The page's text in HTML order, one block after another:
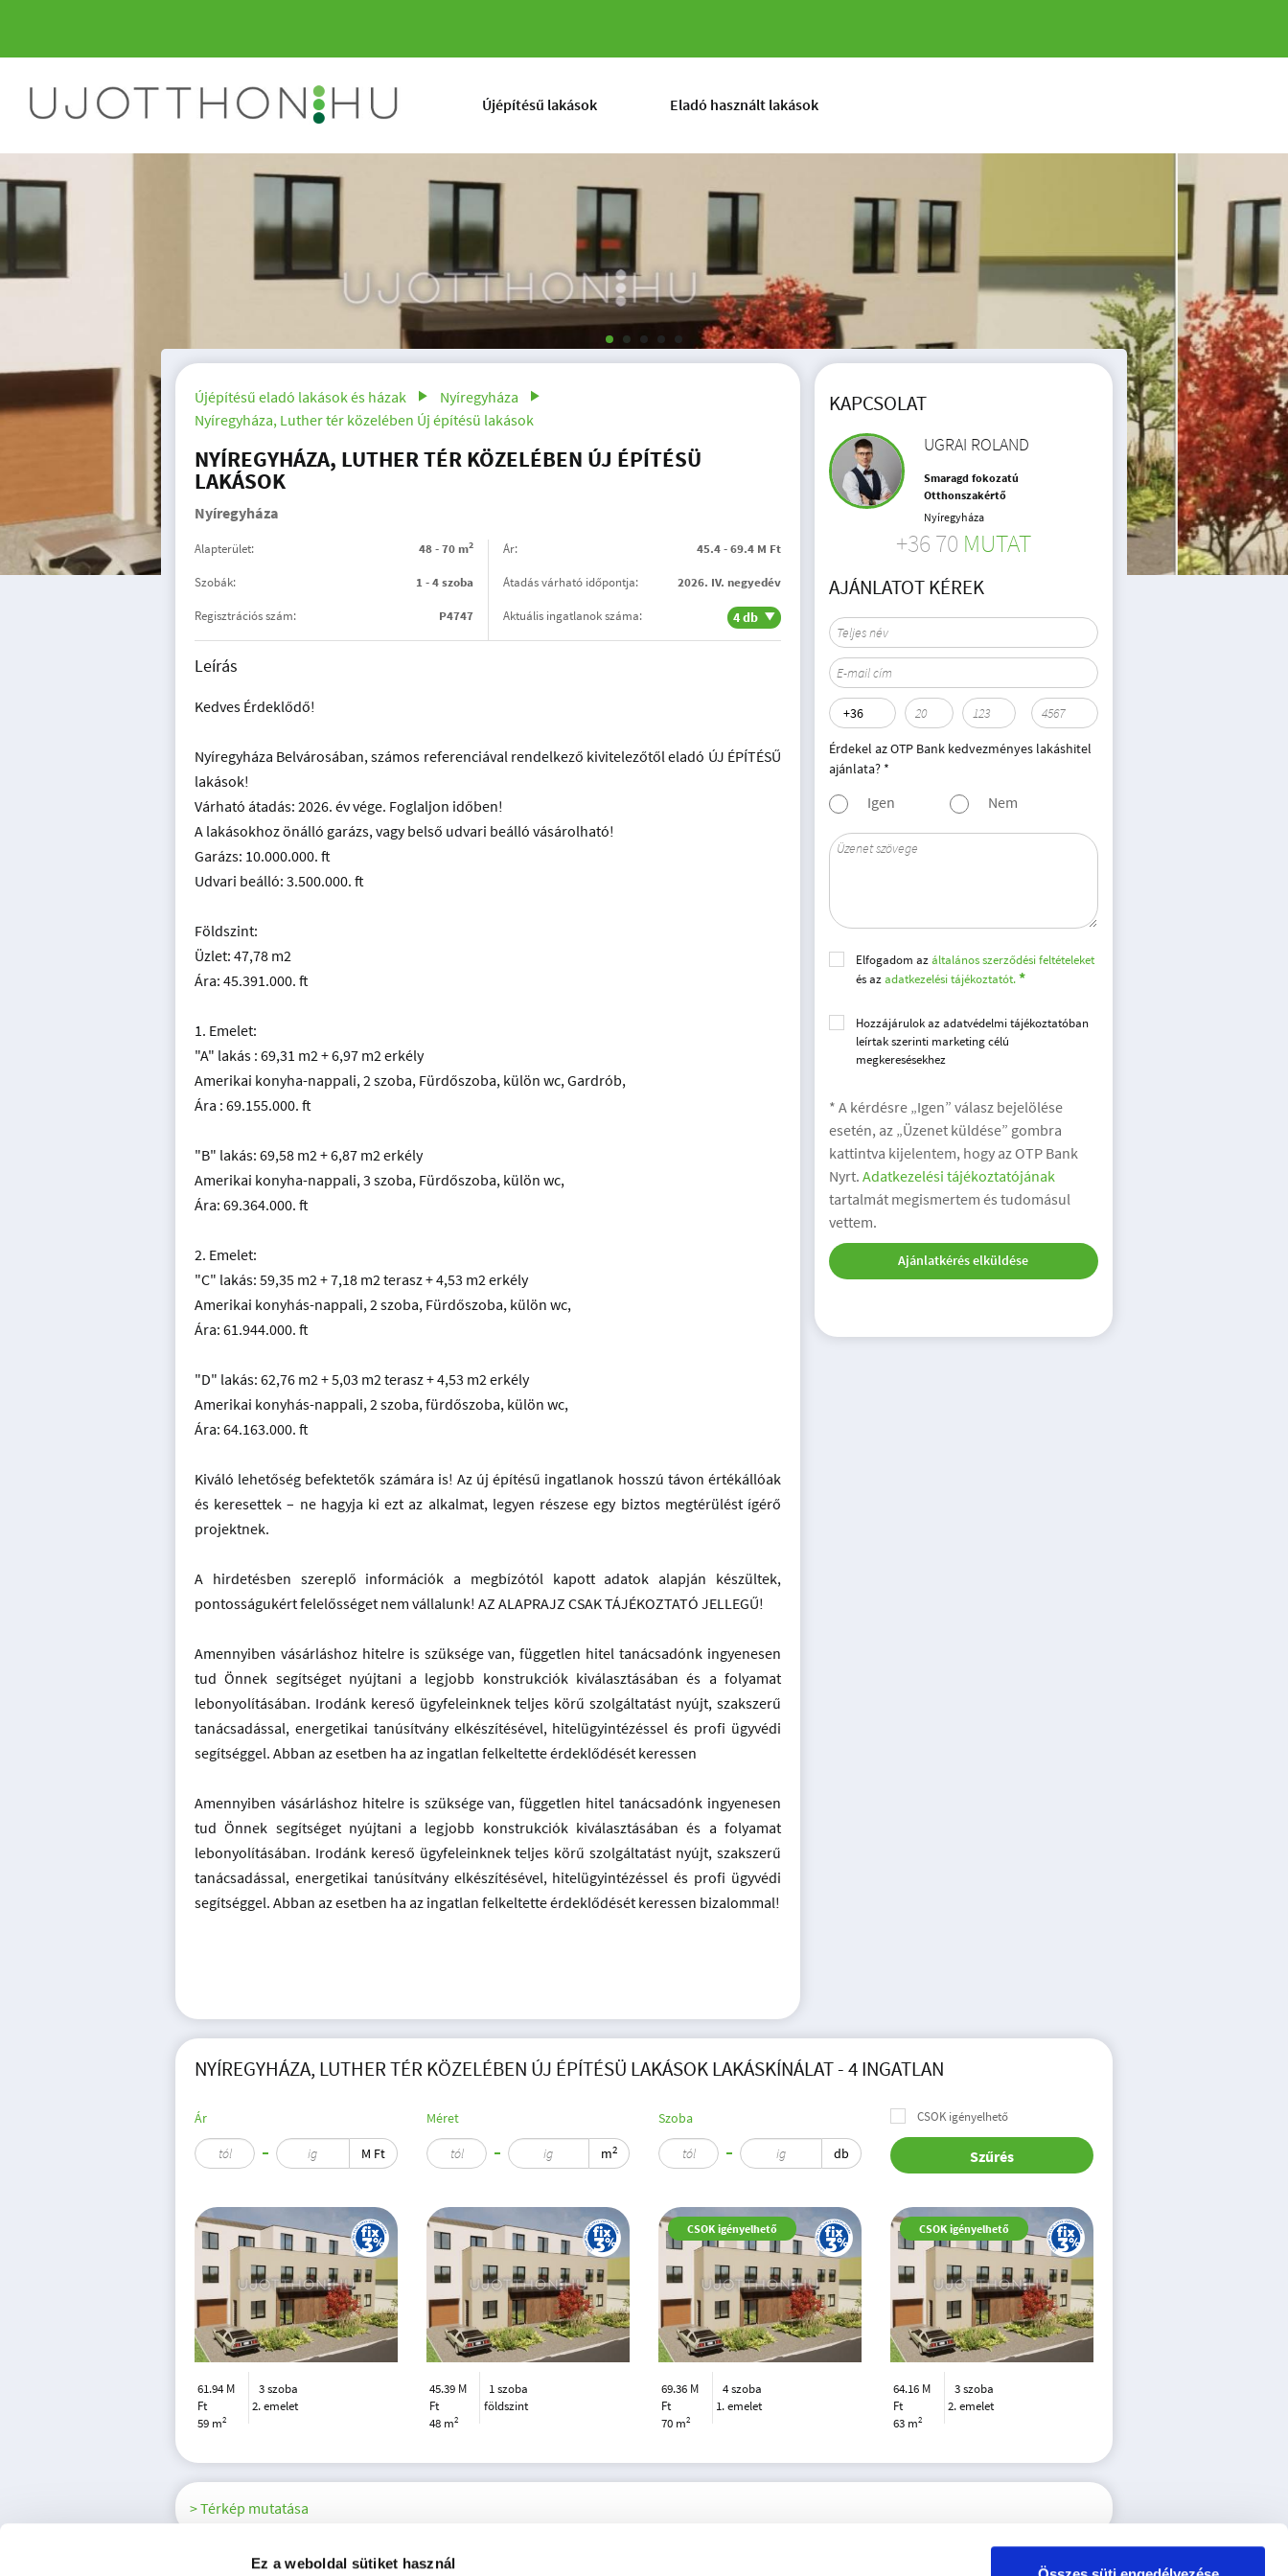
Ez a weboldal sütiket használ
Újépítésű lakások Eladó használt lakások
Befektetők Figyelem! Új Építésű Lakás - Most Még Elérhető
Áron!
Újépítésű eladó lakások és házak
Nyíregyháza
Nyíregyháza, Luther tér közelében Új építésü lakások
NYÍREGYHÁZA, LUTHER TÉR KÖZELÉBEN ÚJ ÉPÍTÉSÜ
LAKÁSOK
Nyíregyháza
Alapterület: 48 - 70 m2 Ár: 45.4 - 69.4 M Ft
Szobák: 1 - 4 szoba Átadás várható időpontja: 2026. IV. negyedév
Regisztrációs szám: P4747 Aktuális ingatlanok száma: 4 db
Leírás
Kedves Érdeklődő!
Nyíregyháza Belvárosában, számos referenciával rendelkező kivitelezőtől eladó ÚJ ÉPÍTÉSŰ
lakások!
Várható átadás: 2026. év vége. Foglaljon időben!
A lakásokhoz önálló garázs, vagy belső udvari beálló vásárolható!
Garázs: 10.000.000. ft
Udvari beálló: 3.500.000. ft
Földszint:
Üzlet: 47,78 m2
Ára: 45.391.000. ft
1. Emelet:
"A" lakás : 69,31 m2 + 6,97 m2 erkély
Amerikai konyha-nappali, 2 szoba, Fürdőszoba, külön wc, Gardrób,
Ára : 69.155.000. ft
"B" lakás: 69,58 m2 + 6,87 m2 erkély
Amerikai konyha-nappali, 3 szoba, Fürdőszoba, külön wc,
Ára: 69.364.000. ft
2. Emelet:
"C" lakás: 59,35 m2 + 7,18 m2 terasz + 4,53 m2 erkély
Amerikai konyhás-nappali, 2 szoba, Fürdőszoba, külön wc,
Ára: 61.944.000. ft
"D" lakás: 62,76 m2 + 5,03 m2 terasz + 4,53 m2 erkély
Amerikai konyhás-nappali, 2 szoba, fürdőszoba, külön wc,
Ára: 64.163.000. ft
Kiváló lehetőség befektetők számára is! Az új építésű ingatlanok hosszú távon értékállóak
és keresettek – ne hagyja ki ezt az alkalmat, legyen részese egy biztos megtérülést ígérő
projektnek.
A hirdetésben szereplő információk a megbízótól kapott adatok alapján készültek,
pontosságukért felelősséget nem vállalunk! AZ ALAPRAJZ CSAK TÁJÉKOZTATÓ JELLEGŰ!
Amennyiben vásárláshoz hitelre is szüksége van, független hitel tanácsadónk ingyenesen
tud Önnek segítséget nyújtani a legjobb konstrukciók kiválasztásában és a folyamat
lebonyolításában. Irodánk kereső ügyfeleinknek teljes körű szolgáltatást nyújt, szakszerű
tanácsadással, energetikai tanúsítvány elkészítésével, hitelügyintézéssel és profi ügyvédi
segítséggel. Abban az esetben ha az ingatlan felkeltette érdeklődését keressen
Amennyiben vásárláshoz hitelre is szüksége van, független hitel tanácsadónk ingyenesen
tud Önnek segítséget nyújtani a legjobb konstrukciók kiválasztásában és a folyamat
lebonyolításában. Irodánk kereső ügyfeleinknek teljes körű szolgáltatást nyújt, szakszerű
tanácsadással, energetikai tanúsítvány elkészítésével, hitelügyintézéssel és profi ügyvédi
segítséggel. Abban az esetben ha az ingatlan felkeltette érdeklődését keressen bizalommal!
KAPCSOLAT
UGRAI ROLAND
Smaragd fokozatú
Otthonszakértő
Nyíregyháza
+36 70 MUTAT
AJÁNLATOT KÉREK
Érdekel az OTP Bank kedvezményes lakáshitel
ajánlata? *
Igen Nem
Elfogadom azáltalános szerződési feltételeket
és azadatkezelési tájékoztatót.
Hozzájárulok az adatvédelmi tájékoztatóban
leírtak szerinti marketing célú
megkeresésekhez
* A kérdésre „Igen” válasz bejelölése
esetén, az „Üzenet küldése” gombra
kattintva kijelentem, hogy az OTP Bank
Nyrt. Adatkezelési tájékoztatójának
tartalmát megismertem és tudomásul
vettem.
Ajánlatkérés elküldése
NYÍREGYHÁZA, LUTHER TÉR KÖZELÉBEN ÚJ ÉPÍTÉSÜ LAKÁSOK LAKÁSKÍNÁLAT - 4 INGATLAN
Ár
M Ft
Méret
m2
Szoba
db
CSOK igényelhető
Szűrés
61.94 M
Ft
59 m2
3 szoba
2. emelet
45.39 M
Ft
48 m2
1 szoba
földszint
CSOK igényelhető
69.36 M
Ft
70 m2
4 szoba
1. emelet
CSOK igényelhető
64.16 M
Ft
63 m2
3 szoba
2. emelet
> Térkép mutatása